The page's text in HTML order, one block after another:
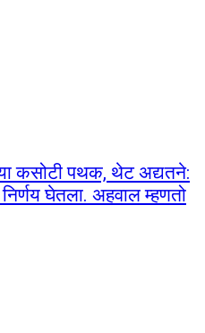
कसोटी पथक, थेट अद्यतने:
घेतला. अहवाल म्हणतो